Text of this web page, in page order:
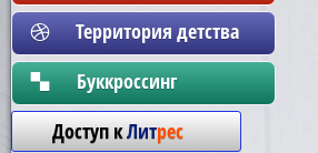
Территория детства
Бyккpoccинг
Доступ кЛитрес